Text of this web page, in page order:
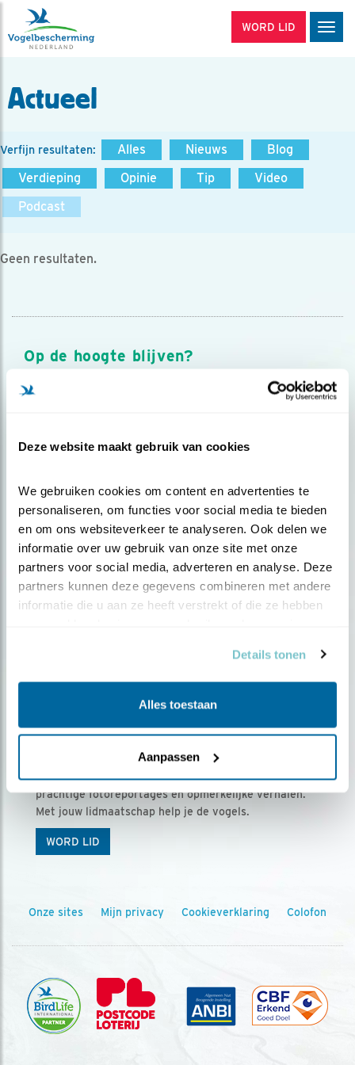
Deze website maakt gebruik van cookies
We gebruiken cookies om content en advertenties te
personaliseren, om functies voor social media te bieden
en om ons websiteverkeer te analyseren. Ook delen we
informatie over uw gebruik van onze site met onze
partners voor social media, adverteren en analyse. Deze
partners kunnen deze gegevens combineren met andere
informatie die u aan ze heeft verstrekt of die ze hebben
Details tonen
Alles toestaan
Aanpassen
WORD LID
Actueel
Verfijn resultaten: Alles Nieuws
Blog
Verdieping
Opinie Tip
Video
Podcast
Geen resultaten.
Op de hoogte blijven?
Meld je aan en ontvang nieuws, inspiratie, acties en tips
over vogels en activiteiten van Vogelbescherming.
Ontvang 5 x Vogels voor € 36,00 per jaar
Vogels is het tijdschrift voor onze leden, met
prachtige fotoreportages en opmerkelijke verhalen.
Met jouw lidmaatschap help je de vogels.
WORD LID
Onze sites Mijn privacy Cookieverklaring Colofon